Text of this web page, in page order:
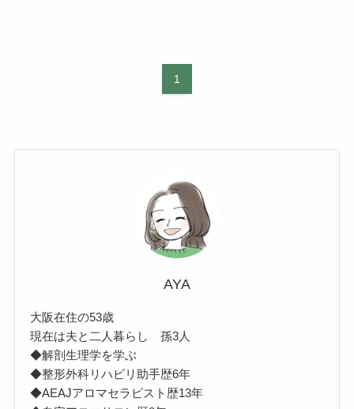
1
AYA
大阪在住の53歳
現在は夫と二人暮らし 孫3人
◆解剖生理学を学ぶ
◆整形外科リハビリ助手歴6年
◆AEAJアロマセラピスト歴13年